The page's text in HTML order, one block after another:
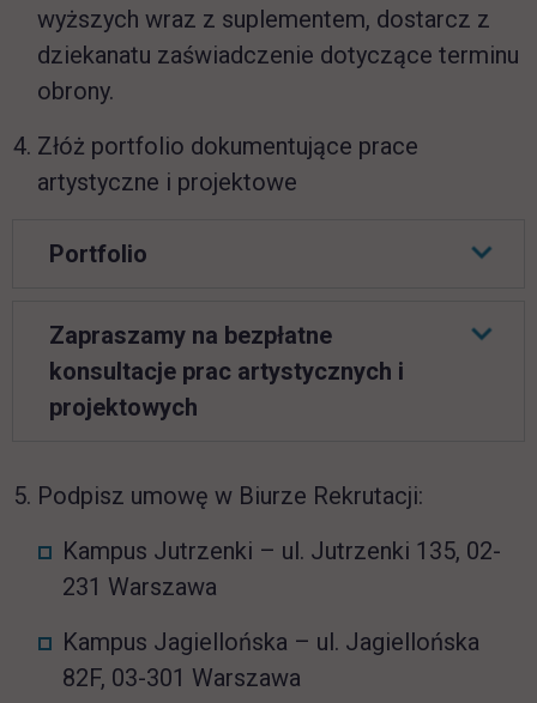
wyższych wraz z suplementem, dostarcz z
dziekanatu zaświadczenie dotyczące terminu
obrony.
Złóż portfolio dokumentujące prace
artystyczne i projektowe
Portfolio
Zapraszamy na bezpłatne
konsultacje prac artystycznych i
projektowych
Podpisz umowę w Biurze Rekrutacji:
Kampus Jutrzenki – ul. Jutrzenki 135, 02-
231 Warszawa
Kampus Jagiellońska – ul. Jagiellońska
82F, 03-301 Warszawa